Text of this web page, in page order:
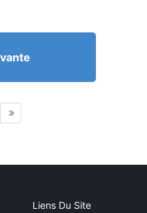
Liens Du Site